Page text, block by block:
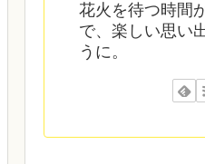
花火を待つ時間
で、楽しい思い
うに。